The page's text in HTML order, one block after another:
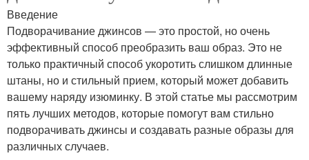
Введение
Подворачивание джинсов — это простой, но очень
эффективный способ преобразить ваш образ. Это не
только практичный способ укоротить слишком длинные
штаны, но и стильный прием, который может добавить
вашему наряду изюминку. В этой статье мы рассмотрим
пять лучших методов, которые помогут вам стильно
подворачивать джинсы и создавать разные образы для
различных случаев.